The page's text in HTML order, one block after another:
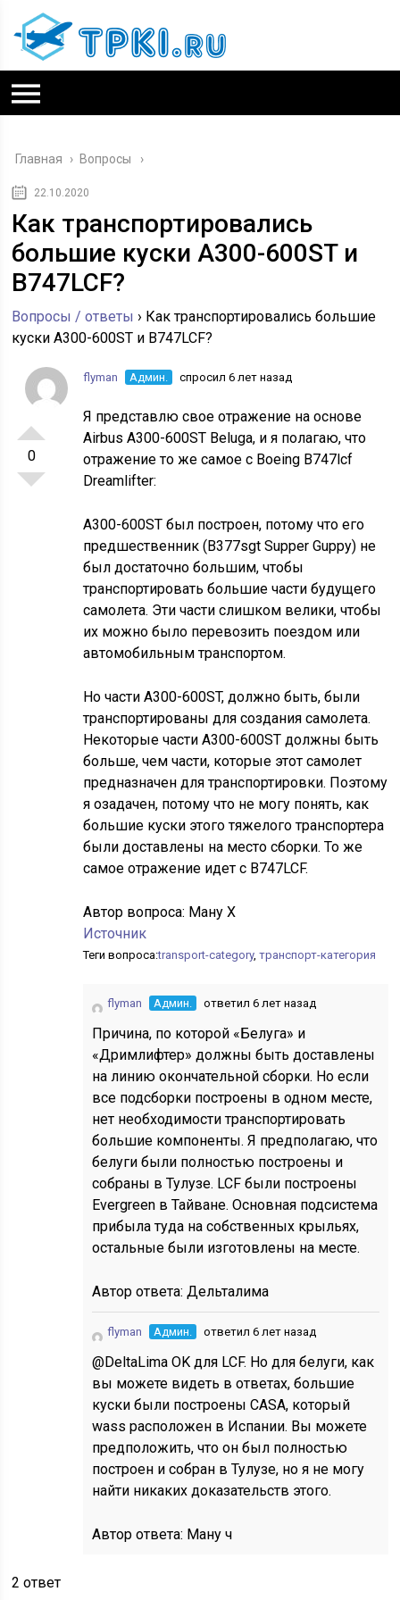
Главная › Вопросы
22.10.2020
Как транспортировались
большие куски A300-600ST и
B747LCF?
Вопросы / ответы › Как транспортировались большие
куски A300-600ST и B747LCF?
0
flyman Админ. спросил 6 лет назад
Я представлю свое отражение на основе
Airbus A300-600ST Beluga, и я полагаю, что
отражение то же самое с Boeing B747lcf
Dreamlifter:
A300-600ST был построен, потому что его
предшественник (B377sgt Supper Guppy) не
был достаточно большим, чтобы
транспортировать большие части будущего
самолета. Эти части слишком велики, чтобы
их можно было перевозить поездом или
автомобильным транспортом.
Но части A300-600ST, должно быть, были
транспортированы для создания самолета.
Некоторые части A300-600ST должны быть
больше, чем части, которые этот самолет
предназначен для транспортировки. Поэтому
я озадачен, потому что не могу понять, как
большие куски этого тяжелого транспортера
были доставлены на место сборки. То же
самое отражение идет с B747LCF.
Автор вопроса: Ману Х
Источник
Теги вопроса:transport-category,транспорт-категория
flyman Админ. ответил 6 лет назад
Причина, по которой «Белуга» и
«Дримлифтер» должны быть доставлены
на линию окончательной сборки. Но если
все подсборки построены в одном месте,
нет необходимости транспортировать
большие компоненты. Я предполагаю, что
белуги были полностью построены и
собраны в Тулузе. LCF были построены
Evergreen в Тайване. Основная подсистема
прибыла туда на собственных крыльях,
остальные были изготовлены на месте.
Автор ответа:Дельталима
flyman Админ. ответил 6 лет назад
@DeltaLima OK для LCF. Но для белуги, как
вы можете видеть в ответах, большие
куски были построены CASA, который
wass расположен в Испании. Вы можете
предположить, что он был полностью
построен и собран в Тулузе, но я не могу
найти никаких доказательств этого.
Автор ответа: Ману ч
2 ответ